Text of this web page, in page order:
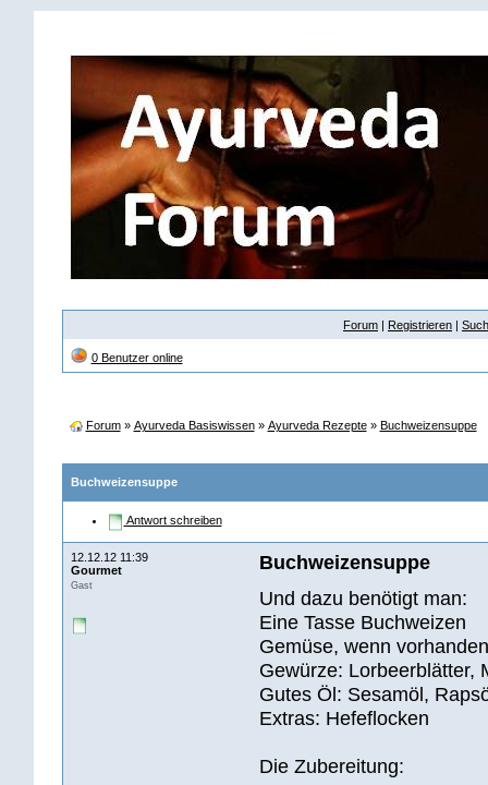
Forum | Registrieren |
0 Benutzer online
Forum» Ayurveda Basiswissen» Ayurveda Rezepte» Buchweizensuppe
Buchweizensuppe
Antwort schreiben
12.12.12 11:39
Gourmet
Gast
Buchweizensuppe
Und dazu benötigt man:
Eine Tasse Buchweizen
Gemüse, wenn
Gewürze: Lorbeerblätter,
Gutes Öl: Sesamöl,
Extras: Hefeflocken
Die Zubereitung: